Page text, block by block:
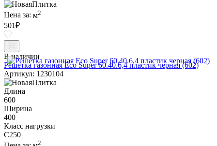
Цена за: м2
501₽
В наличии
Решетка газонная Eco Super 60.40.6,4 пластик черная (602)
Артикул: 1230104
Длина
600
Ширина
400
Класс нагрузки
C250
2